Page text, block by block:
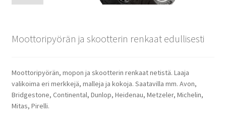
Moottoripyörän ja skootterin renkaat edullisesti
Moottoripyörän, mopon ja skootterin renkaat netistä. Laaja
valikoima eri merkkejä, malleja ja kokoja. Saatavilla mm. Avon,
Bridgestone, Continental, Dunlop, Heidenau, Metzeler, Michelin,
Mitas, Pirelli.